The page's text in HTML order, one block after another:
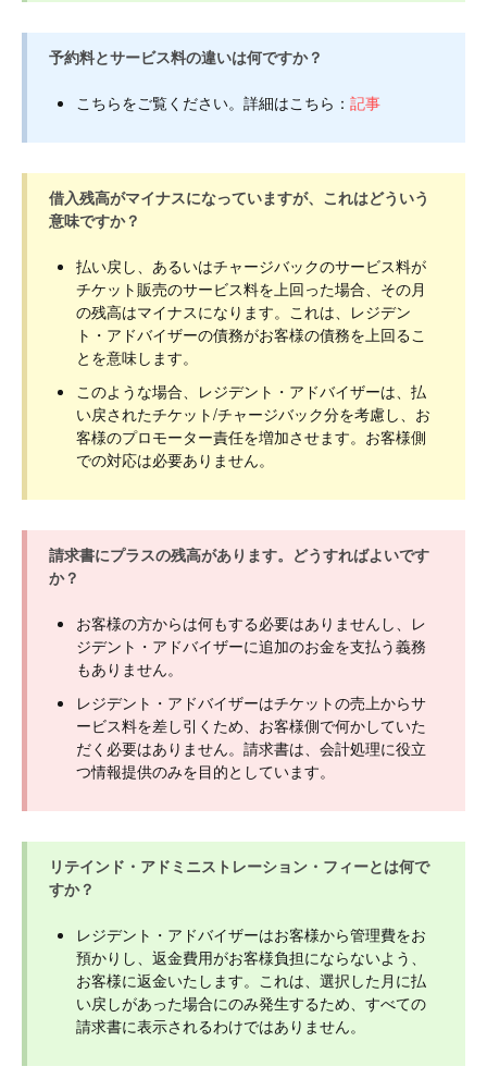
予約料とサービス料の違いは何ですか？
こちらをご覧ください。詳細はこちら： 記事
借入残高がマイナスになっていますが、これはどういう
意味ですか？
払い戻し、あるいはチャージバックのサービス料が
チケット販売のサービス料を上回った場合、その月
の残高はマイナスになります。これは、レジデン
ト・アドバイザーの債務がお客様の債務を上回るこ
とを意味します。
このような場合、レジデント・アドバイザーは、払
い戻されたチケット/チャージバック分を考慮し、お
客様のプロモーター責任を増加させます。お客様側
での対応は必要ありません。
請求書にプラスの残高があります。どうすればよいです
か？
お客様の方からは何もする必要はありませんし、レ
ジデント・アドバイザーに追加のお金を支払う義務
もありません。
レジデント・アドバイザーはチケットの売上からサ
ービス料を差し引くため、お客様側で何かしていた
だく必要はありません。請求書は、会計処理に役立
つ情報提供のみを目的としています。
リテインド・アドミニストレーション・フィーとは何で
すか？
レジデント・アドバイザーはお客様から管理費をお
預かりし、返金費用がお客様負担にならないよう、
お客様に返金いたします。これは、選択した月に払
い戻しがあった場合にのみ発生するため、すべての
請求書に表示されるわけではありません。